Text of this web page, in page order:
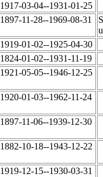
1917-03-04--1931-01-25
1897-11-28--1969-08-31
1919-01-02--1925-04-30
1824-01-02--1931-11-19
1921-05-05--1946-12-25
1920-01-03--1962-11-24
1897-11-06--1939-12-30
1882-10-18--1943-12-22
1919-12-15--1930-03-31